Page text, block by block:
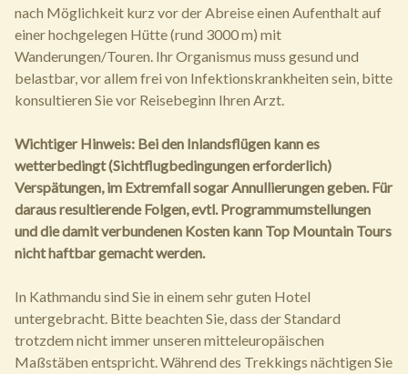
nach Möglichkeit kurz vor der Abreise einen Aufenthalt auf
einer hochgelegen Hütte (rund 3000 m) mit
Wanderungen/Touren. Ihr Organismus muss gesund und
belastbar, vor allem frei von Infektionskrankheiten sein, bitte
konsultieren Sie vor Reisebeginn Ihren Arzt.
Wichtiger Hinweis: Bei den Inlandsflügen kann es
wetterbedingt (Sichtflugbedingungen erforderlich)
Verspätungen, im Extremfall sogar Annullierungen geben. Für
daraus resultierende Folgen, evtl. Programmumstellungen
und die damit verbundenen Kosten kann Top Mountain Tours
nicht haftbar gemacht werden.
In Kathmandu sind Sie in einem sehr guten Hotel
untergebracht. Bitte beachten Sie, dass der Standard
trotzdem nicht immer unseren mitteleuropäischen
Maßstäben entspricht. Während des Trekkings nächtigen Sie